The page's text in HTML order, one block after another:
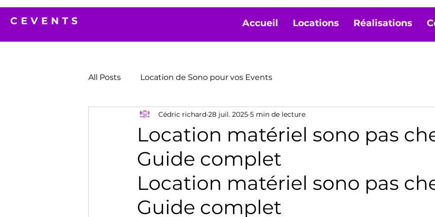
CEVENTS Accueil Locations Réalisations
All Posts Location de Sono pour vos Events
Location matériel sono pas
Guide complet
Cédric richard 28 juil. 2025 5 min de lecture
Location matériel sono pas
Guide complet